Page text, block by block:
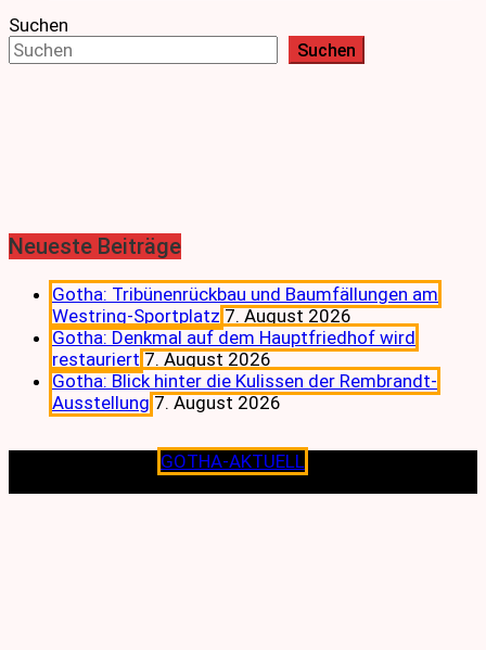
Suchen
Suchen
Neueste Beiträge
Gotha: Tribünenrückbau und Baumfällungen am
Westring-Sportplatz 7. August 2026
Gotha: Denkmal auf dem Hauptfriedhof wird
restauriert 7. August 2026
Gotha: Blick hinter die Kulissen der Rembrandt-
Ausstellung 7. August 2026
GOTHA-AKTUELL